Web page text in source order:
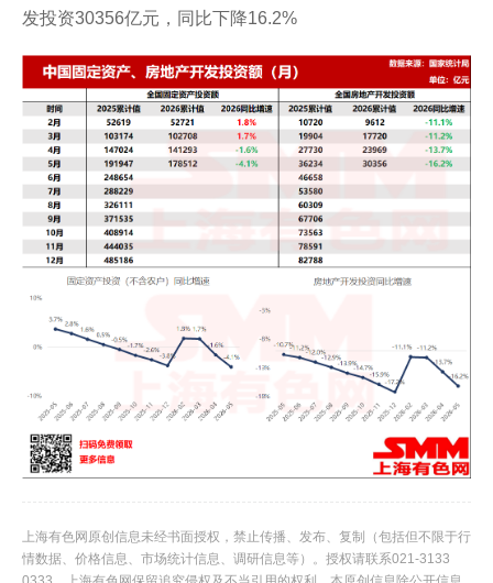
发投资30356亿元，同比下降16.2%
上海有色网原创信息未经书面授权，禁止传播、发布、复制（包括但不限于行
情数据、价格信息、市场统计信息、调研信息等）。授权请联系021-3133